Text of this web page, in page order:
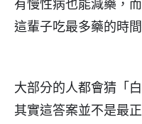
有慢性病也能減藥，
這輩子吃最多藥的時
大部分的人都會猜「
其實這答案並不是最